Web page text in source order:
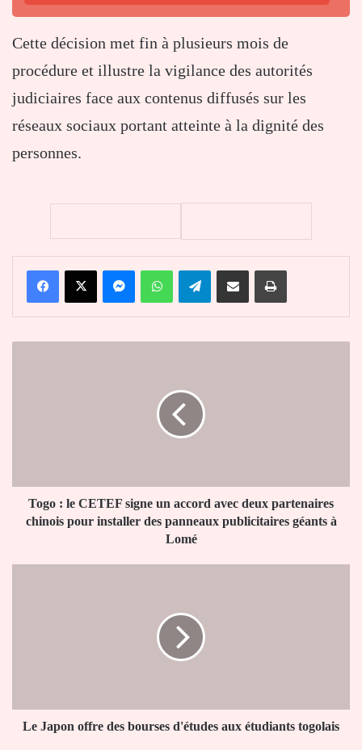
Cette décision met fin à plusieurs mois de
procédure et illustre la vigilance des autorités
judiciaires face aux contenus diffusés sur les
réseaux sociaux portant atteinte à la dignité des
personnes.
FacebookX MessengerWhatsAppTelegramPartager par email Imprimer
deux
partenaires
chinois
Togo : le CETEF signe un accord avec deux partenaires
chinois pour installer des panneaux publicitaires géants à
Lomé
togolais
Le Japon offre des bourses d'études aux étudiants togolais